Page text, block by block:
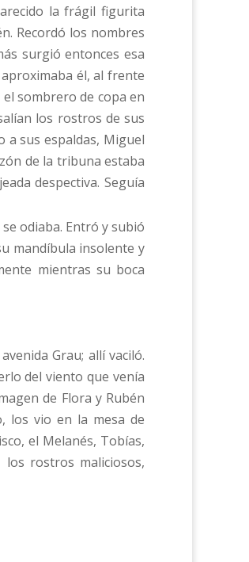
la frágil figurita
Recordó los nombres
surgió entonces esa
él, al frente
sombrero de copa en
los rostros de sus
a sus espaldas, Miguel
de la tribuna estaba
despectiva. Seguía
odiaba. Entró y subió
mandíbula insolente y
mientras su boca
Grau; allí vaciló.
del viento que venía
de Flora y Rubén
los vio en la mesa de
el Melanés, Tobías,
rostros maliciosos,